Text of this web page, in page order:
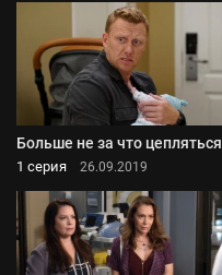
Больше не за что цепляться
1 серия 26.09.2019